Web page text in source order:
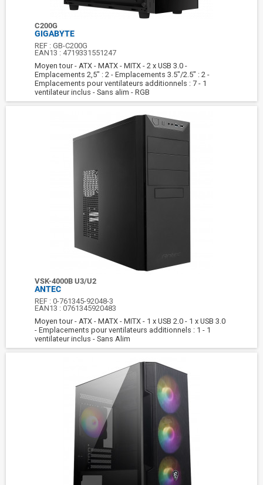
C200G
GIGABYTE
REF :GB-C200G
EAN13 : 4719331551247
Moyen tour - ATX - MATX - MITX - 2 x USB 3.0 -
Emplacements 2,5" : 2 - Emplacements 3.5"/2.5" : 2 -
Emplacements pour ventilateurs additionnels : 7 - 1
ventilateur inclus - Sans alim - RGB
VSK-4000B U3/U2
ANTEC
REF :0-761345-92048-3
EAN13 :0761345920483
Moyen tour - ATX - MATX - MITX - 1 x USB 2.0 - 1 x USB 3.0
- Emplacements pour ventilateurs additionnels : 1 - 1
ventilateur inclus - Sans Alim